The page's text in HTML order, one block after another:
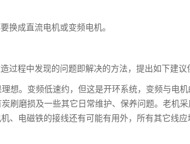
换成直流电机或变频电机。
程中发现的问题即解决的方法，提出如下建议
想。变频低速约，但这是开环系统，变频与电
刷磨损及一些其它日常维护、保养问题。老机
、电磁铁的接线还有可能有用外，所有其它线应